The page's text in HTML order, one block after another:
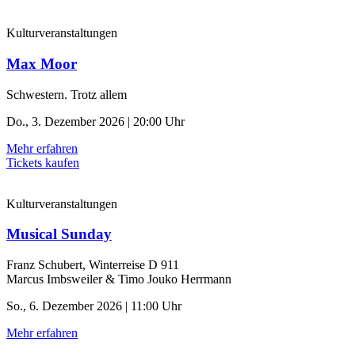
Kulturveranstaltungen
Max Moor
Schwestern. Trotz allem
Do., 3. Dezember 2026 | 20:00 Uhr
Mehr erfahren
Tickets kaufen
Kulturveranstaltungen
Musical Sunday
Franz Schubert, Winterreise D 911
Marcus Imbsweiler & Timo Jouko Herrmann
So., 6. Dezember 2026 | 11:00 Uhr
Mehr erfahren